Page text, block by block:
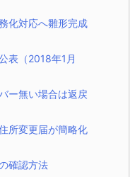
化対応へ雛形完成
表（2018年1月
ー無い場合は返戻
所変更届が簡略化
確認方法